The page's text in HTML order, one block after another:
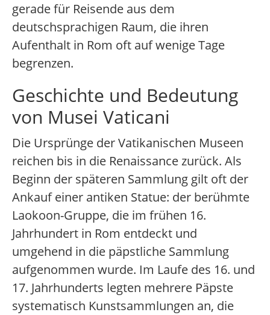
gerade für Reisende aus dem
deutschsprachigen Raum, die ihren
Aufenthalt in Rom oft auf wenige Tage
begrenzen.
Geschichte und Bedeutung
von Musei Vaticani
Die Ursprünge der Vatikanischen Museen
reichen bis in die Renaissance zurück. Als
Beginn der späteren Sammlung gilt oft der
Ankauf einer antiken Statue: der berühmte
Laokoon-Gruppe, die im frühen 16.
Jahrhundert in Rom entdeckt und
umgehend in die päpstliche Sammlung
aufgenommen wurde. Im Laufe des 16. und
17. Jahrhunderts legten mehrere Päpste
systematisch Kunstsammlungen an, die